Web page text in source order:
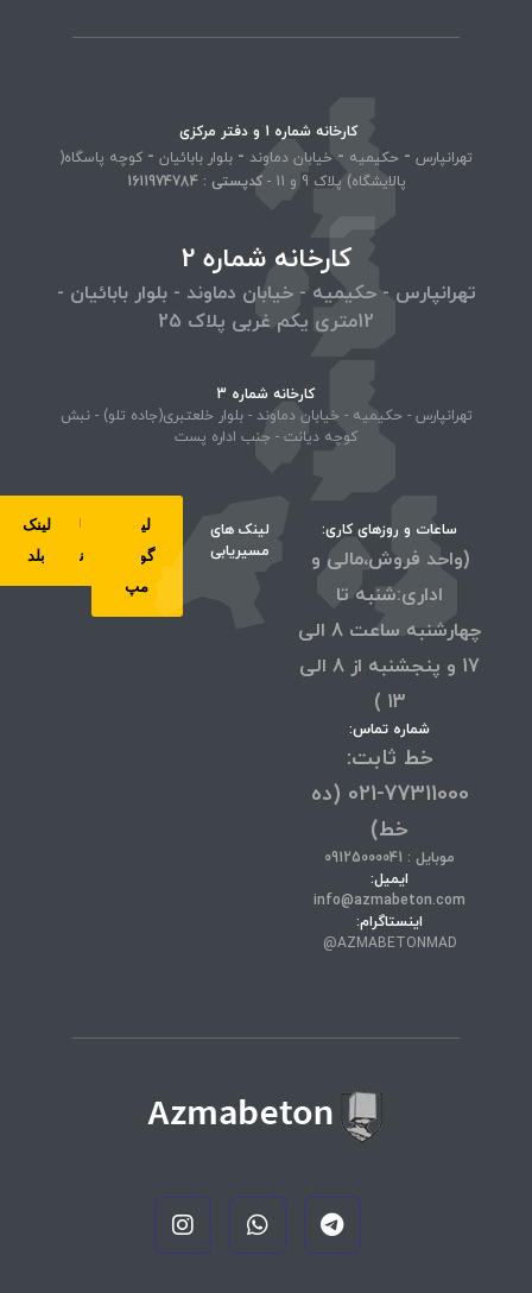
کارخانه شماره 1 و دفتر مرکزی
تهرانپارس - حکیمیه - خیابان دماوند - بلوار بابائیان - کوچه پاسگاه(
پالایشگاه) پلاک 9 و 11 -
کد‌پستی : 1611974784
کارخانه شماره 2
تهرانپارس - حکیمیه - خیابان دماوند - بلوار بابائیان -
12متری یکم غربی پلاک 25
کارخانه شماره 3
تهرانپارس - حکیمیه - خیابان دماوند - بلوار خلعتبری(جاده تلو) - نبش
کوچه دیانت - جنب اداره پست
ساعات و روزهای کاری:
(واحد فروش،مالی و
اداری:شنبه تا
چهارشنبه ساعت 8 الی
17 و پنجشنبه از 8 الی
13 )
شماره تماس:
خط ثابت:
77311000-021 (ده
خط)
موبایل : 09125000041
ایمیل:
info@azmabeton.com
اینستاگرام:
AZMABETONMAD@
لینک های
مسیریابی
لینک
گوگل
مپ
لینک
نشان
لینک
بلد